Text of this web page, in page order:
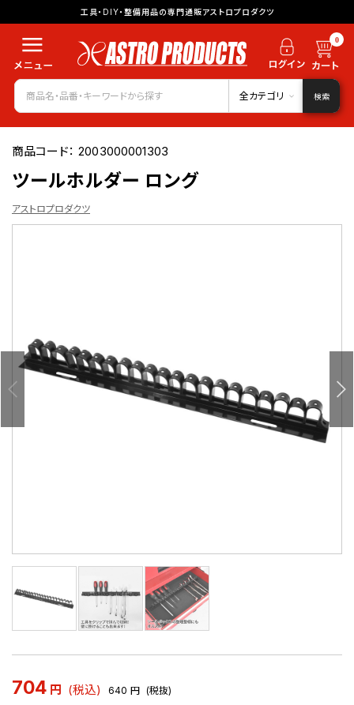
工具・DIY・整備用品の専門通販アストロプロダクツ
0
全カテゴリ 検索
商品コード：2003000001303
ツールホルダー ロング
アストロプロダクツ
704 円 (税込) 640 円 (税抜)